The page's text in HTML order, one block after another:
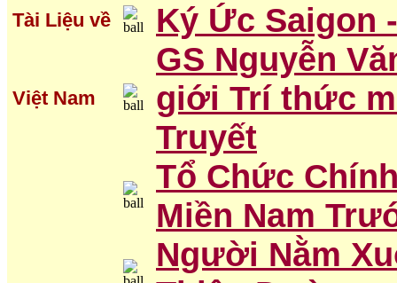
Tài Liệu về Ký Ức Saigon
Việt Nam
GS Nguyễn
giới Trí thức
Truyết
Tổ Chức
Miền Nam
Người Nằm